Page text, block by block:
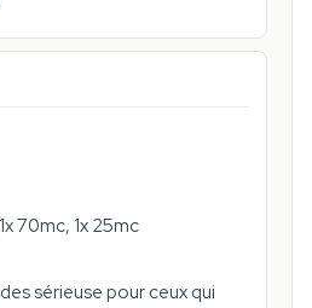
70mc, 1x 25mc
sérieuse pour ceux qui